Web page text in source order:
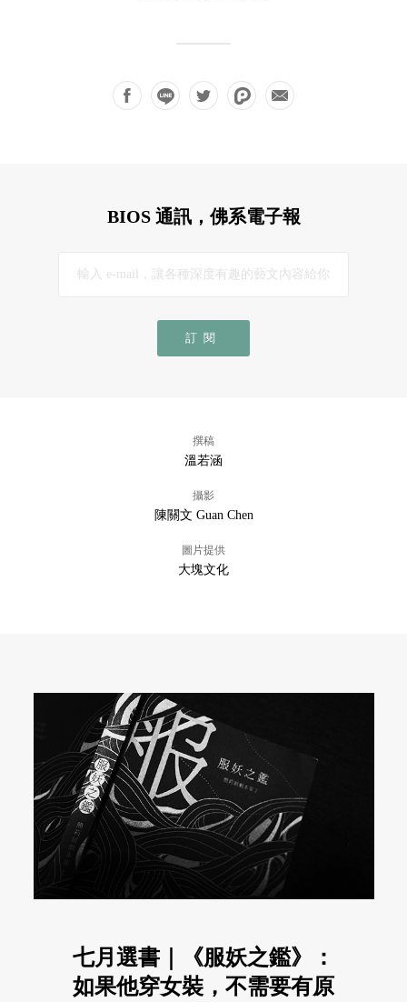
BIOS 通訊，佛系電子報
訂閱
撰稿
溫若涵
攝影
陳關文 Guan Chen
圖片提供
大塊文化
七月選書｜《服妖之鑑》：
如果他穿女裝，不需要有原